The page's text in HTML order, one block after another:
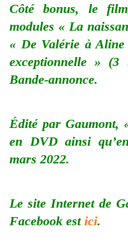
Côté bonus, le
modules « La
« De Valérie à
exceptionnelle » (3
Bande-annonce.
Édité par Gaumont,
en DVD ainsi
mars 2022.
Le site Internet de
Facebook est ici.